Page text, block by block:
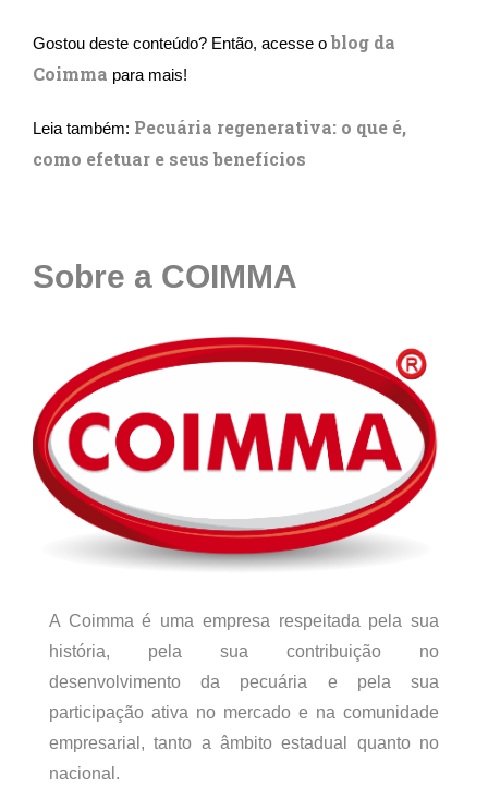
Gostou deste conteúdo? Então, acesse o blog da
Coimma para mais!
Leia também: Pecuária regenerativa: o que é,
como efetuar e seus benefícios
Sobre a COIMMA
A Coimma é uma empresa respeitada pela sua
história, pela sua contribuição no
desenvolvimento da pecuária e pela sua
participação ativa no mercado e na comunidade
empresarial, tanto a âmbito estadual quanto no
nacional.